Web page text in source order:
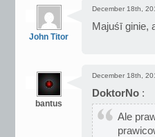
John Titor
December 18th,
Majuśī ginie,
bantus
December 18th,
DoktorNo :
Ale